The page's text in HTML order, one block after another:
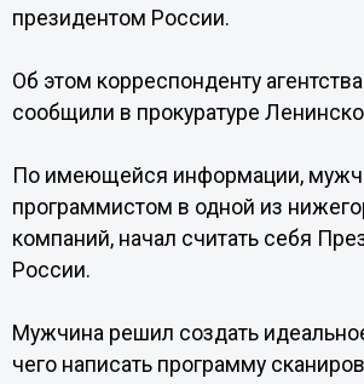
президентом России.
Об этом корреспонденту
сообщили в прокуратуре
По имеющейся информации,
программистом в одной из
компаний, начал считать себя
России.
Мужчина решил создать
чего написать программу